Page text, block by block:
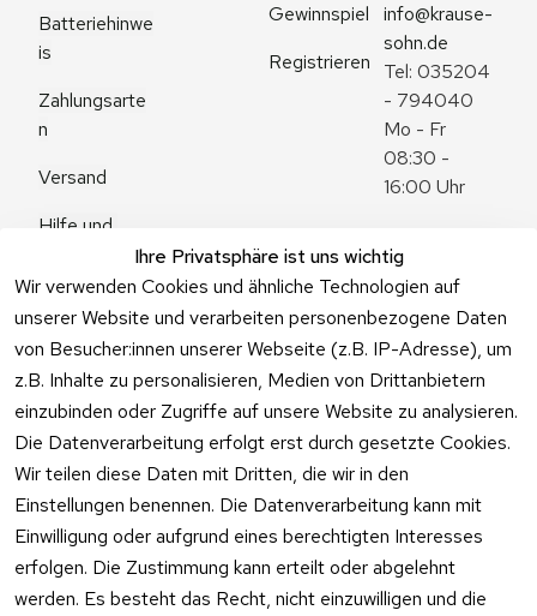
Ihre Privatsphäre ist uns wichtig
Wir verwenden Cookies und ähnliche Technologien auf
unserer Website und verarbeiten personenbezogene Daten
von Besucher:innen unserer Webseite (z.B. IP-Adresse), um
z.B. Inhalte zu personalisieren, Medien von Drittanbietern
einzubinden oder Zugriffe auf unsere Website zu analysieren.
Die Datenverarbeitung erfolgt erst durch gesetzte Cookies.
Wir teilen diese Daten mit Dritten, die wir in den
Einstellungen benennen. Die Datenverarbeitung kann mit
Einwilligung oder aufgrund eines berechtigten Interesses
erfolgen. Die Zustimmung kann erteilt oder abgelehnt
werden. Es besteht das Recht, nicht einzuwilligen und die
Batteriehinwe
is
Zahlungsarte
n
Versand
Hilfe und
Fragen
Gewinnspiel
Registrieren
info@krause-
sohn.de
Tel: 035204
- 794040
Mo - Fr
08:30 -
16:00 Uhr
Zum
Kontaktformu
lar
Vertrag
widerrufen